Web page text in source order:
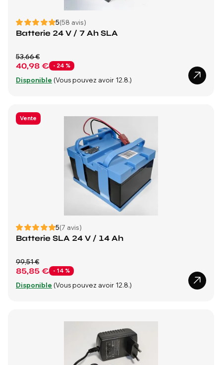
5(58 avis)
Batterie 24 V / 7 Ah SLA
40,98 € - 24 %
53,66 €
Disponible (Vous pouvez avoir 12.8.)
Vente
5(7 avis)
Batterie SLA 24 V / 14 Ah
85,85 € - 14 %
99,51 €
Disponible (Vous pouvez avoir 12.8.)